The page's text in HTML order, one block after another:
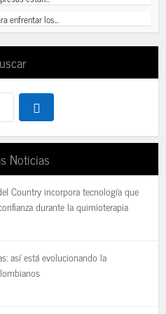
enfrentar los...
Noticias
Country incorpora tecnología que
durante la quimioterapia
así está evolucionando la